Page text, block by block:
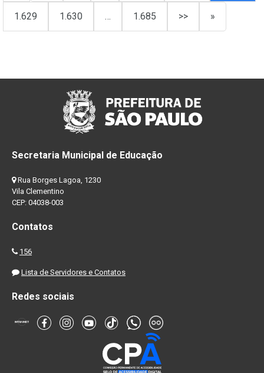
1.629 1.630 … 1.685 >> »
Secretaria Municipal de Educação
Rua Borges Lagoa, 1230
Vila Clementino
CEP: 04038-003
Contatos
156
Lista de Servidores e Contatos
Redes sociais